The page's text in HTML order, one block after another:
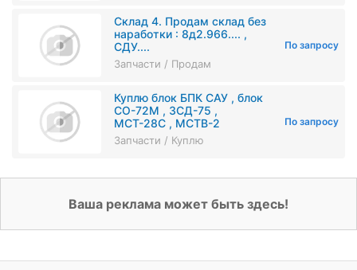
Склад 4. Продам склад без
наработки : 8д2.966.... ,
СДУ....
Запчасти / Продам
По запросу
Куплю блок БПК САУ , блок
СО-72М , ЗСД-75 ,
МСТ-28С , МСТВ-2
Запчасти / Куплю
По запросу
Ваша реклама может быть здесь!